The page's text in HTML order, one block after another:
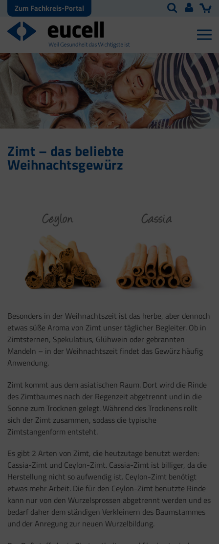
Zum Fachkreis-Portal
Zimt – das beliebte
Weihnachtsgewürz
Besonders in der Weihnachtszeit ist das herbe, aber dennoch
etwas süße Aroma von Zimt unser täglicher Begleiter. Ob in
Zimtsternen, Spekulatius, Glühwein oder gebrannten
Mandeln – in der Weihnachtszeit findet das Gewürz häufig
Anwendung.
Zimt kommt aus dem asiatischen Raum. Dort wird die Rinde
des Zimtbaumes nach der Regenzeit abgetrennt und in die
Sonne zum Trocknen gelegt. Während des Trocknens rollt
sich der Zimt zusammen, sodass die typische
Zimtstangenform entsteht.
Es gibt 2 Arten von Zimt, die heutzutage benutzt werden:
Cassia-Zimt und Ceylon-Zimt. Cassia-Zimt ist billiger, da die
Herstellung nicht so aufwendig ist. Ceylon-Zimt benötigt
etwas mehr Arbeit. Die für den Ceylon-Zimt benutzte Rinde
kann nur von den Wurzelsprossen abgetrennt werden und es
bedarf daher dem ständigen Verkleinern des Baumstammes
und der Anregung zur neuen Wurzelbildung.